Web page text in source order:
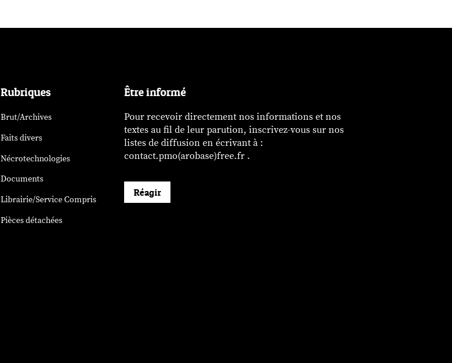
Rubriques
Brut/Archives
Faits divers
Nécrotechnologies
Documents
Librairie/Service Compris
Pièces détachées
Être informé
Pour recevoir directement nos informations et nos
textes au fil de leur parution, inscrivez-vous sur nos
listes de diffusion en écrivant à :
contact.pmo(arobase)free.fr .
Réagir